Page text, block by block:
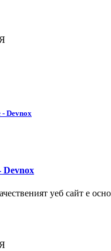
- Devnox
Devnox
уеб сайт е